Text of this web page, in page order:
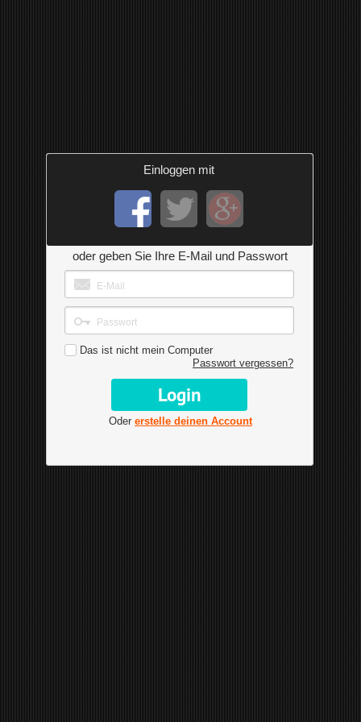
Einloggen mit
oder geben Sie Ihre E-Mail und Passwort
Das ist nicht mein Computer
Passwort vergessen?
Oder erstelle deinen Account